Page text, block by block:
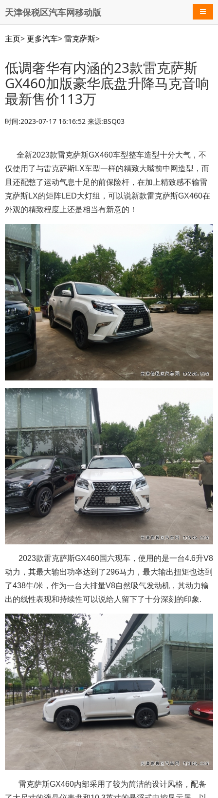
天津保税区汽车网移动版 导航
主页>更多汽车>雷克萨斯>
低调奢华有内涵的23款雷克萨斯
GX460加版豪华底盘升降马克音响
最新售价113万
时间:2023-07-17 16:16:52 来源:BSQ03
全新2023款雷克萨斯GX460车型整车造型十分大气，不
仅使用了与雷克萨斯LX车型一样的精致大嘴前中网造型，而
且还配憋了运动气息十足的前保险杆，在加上精致感不输雷
克萨斯LX的矩阵LED大灯组，可以说新款雷克萨斯GX460在
外观的精致程度上还是相当有新意的！
2023款雷克萨斯GX460国六现车，使用的是一台4.6升V8
动力，其最大输出功率达到了296马力，最大输出扭矩也达到
了438牛/米，作为一台大排量V8自然吸气发动机，其动力输
出的线性表现和持续性可以说给人留下了十分深刻的印象.
雷克萨斯GX460内部采用了较为简洁的设计风格，配备